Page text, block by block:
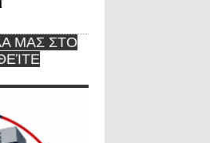
ΜΑΣ ΣΤΟ